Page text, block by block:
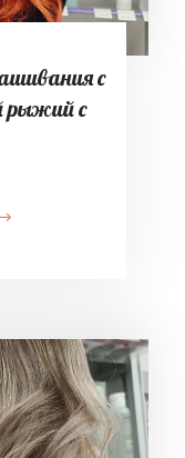
с
рыжий с